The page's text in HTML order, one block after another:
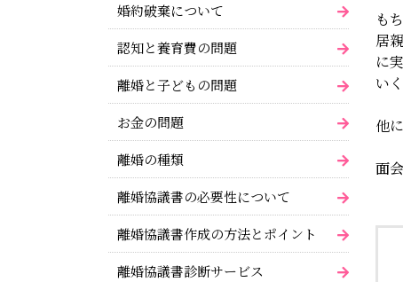
婚約破棄について
認知と養育費の問題
離婚と子どもの問題
お金の問題
離婚の種類
離婚協議書の必要性について
離婚協議書作成の方法とポイント
離婚協議書診断サービス
も
居
に
い
他
面